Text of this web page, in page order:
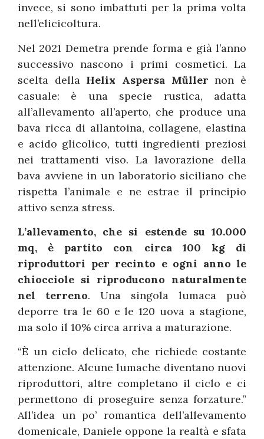
invece, si sono imbattuti per la prima volta
nell’elicicoltura.
Nel 2021 Demetra prende forma e già l’anno
successivo nascono i primi cosmetici. La
scelta della Helix Aspersa Müllernon è
casuale: è una specie rustica, adatta
all’allevamento all’aperto, che produce una
bava ricca di allantoina, collagene, elastina
e acido glicolico, tutti ingredienti preziosi
nei trattamenti viso. La lavorazione della
bava avviene in un laboratorio siciliano che
rispetta l’animale e ne estrae il principio
attivo senza stress.
L’allevamento, che si estende su 10.000
mq, è partito con circa 100 kg di
riproduttori per recinto e ogni anno le
chiocciole si riproducono naturalmente
nel terreno. Una singola lumaca può
deporre tra le 60 e le 120 uova a stagione,
ma solo il 10% circa arriva a maturazione.
“È un ciclo delicato, che richiede costante
attenzione. Alcune lumache diventano nuovi
riproduttori, altre completano il ciclo e ci
permettono di proseguire senza forzature.”
All’idea un po’ romantica dell’allevamento
domenicale, Daniele oppone la realtà e sfata